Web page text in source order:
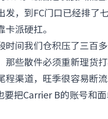
，到FC门口已经排了
派硬扛。
间我们仓积压了三百
些散件必须重新理货
渠道，旺季很容易断
把Carrier B的账号和面